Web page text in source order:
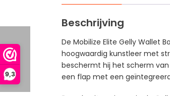
9,3
Beschrijving
De Mobilize Elite Gelly Wallet
hoogwaardig kunstleer met
beschermt hij het scherm
een flap met een